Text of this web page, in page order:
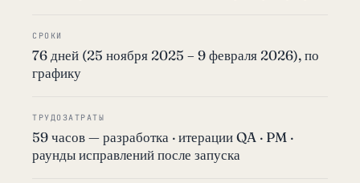
СРОКИ
76 дней (25 ноября 2025 – 9 февраля 2026), по
графику
ТРУДОЗАТРАТЫ
59 часов — разработка · итерации QA · PM ·
раунды исправлений после запуска